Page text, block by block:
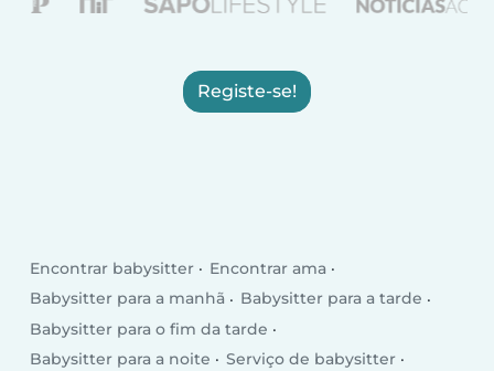
Registe-se!
Encontrar babysitter
Encontrar ama
Babysitter para a manhã
Babysitter para a tarde
Babysitter para o fim da tarde
Babysitter para a noite
Serviço de babysitter